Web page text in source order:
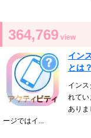
364,769 view
イン
とは
イン
れてい
ありま
ージではイ...